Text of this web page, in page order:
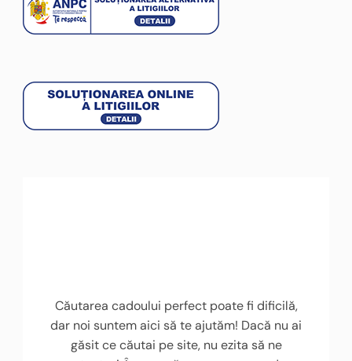
Căutarea cadoului perfect poate fi dificilă,
dar noi suntem aici să te ajutăm! Dacă nu ai
găsit ce căutai pe site, nu ezita să ne